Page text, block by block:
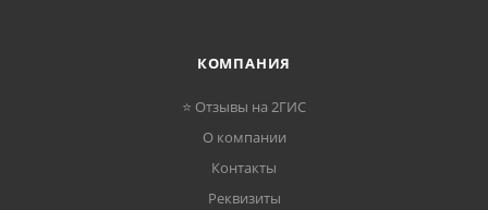
КОМПАНИЯ
⭐ Отзывы на 2ГИС
О компании
Контакты
Реквизиты